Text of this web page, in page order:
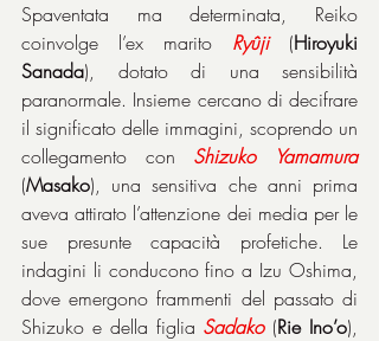
Spaventata ma determinata, Reiko
coinvolge l’ex marito Ryûji (Hiroyuki
Sanada), dotato di una sensibilità
paranormale. Insieme cercano di decifrare
il significato delle immagini, scoprendo un
collegamento con Shizuko
Yamamura
(Masako), una sensitiva che anni prima
aveva attirato l’attenzione dei media per le
sue presunte capacità profetiche. Le
indagini li conducono fino a Izu Oshima,
dove emergono frammenti del passato di
Shizuko e della figlia Sadako (Rie Ino’o),